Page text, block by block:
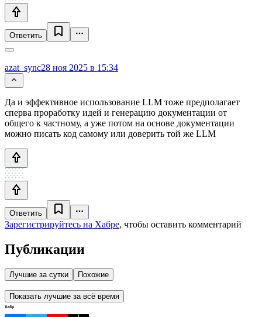
Ответить
azat_sync28 ноя 2025 в 15:34
Да и эффективное использование LLM тоже предполагает
сперва проработку идей и генерацию документации от
общего к частному, а уже потом на основе документации
можно писать код самому или доверить той же LLM
Ответить
Зарегистрируйтесь на Хабре, чтобы оставить комментарий
Публикации
Лучшие за сутки Похожие
Показать лучшие за всё время